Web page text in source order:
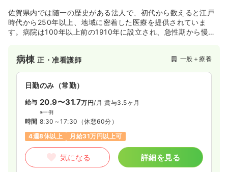
気になる 詳細を見る
佐賀県内では随一の歴史がある法人で、初代から数えると江戸
時代から250年以上、地域に密着した医療を提供されていま
す。病院は100年以上前の1910年に設立され、急性期から慢性
るように幅広い医療・介護サービスを展開しています。
病棟正・准看護師 一般＋療養
日勤のみ（常勤）
給与 20.9〜31.7万円/月 賞与3.5ヶ月
※一例
時間 8:30～17:30 （休憩60分）
4週8休以上
月給31万円以上可
気になる 詳細を見る